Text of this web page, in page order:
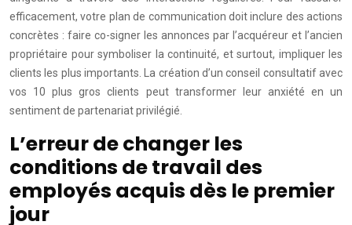
efficacement, votre plan de communication doit inclure des actions
concrètes : faire co-signer les annonces par l’acquéreur et l’ancien
propriétaire pour symboliser la continuité, et surtout, impliquer les
clients les plus importants. La création d’un conseil consultatif avec
vos 10 plus gros clients peut transformer leur anxiété en un
sentiment de partenariat privilégié.
L’erreur de changer les
conditions de travail des
employés acquis dès le premier
jour